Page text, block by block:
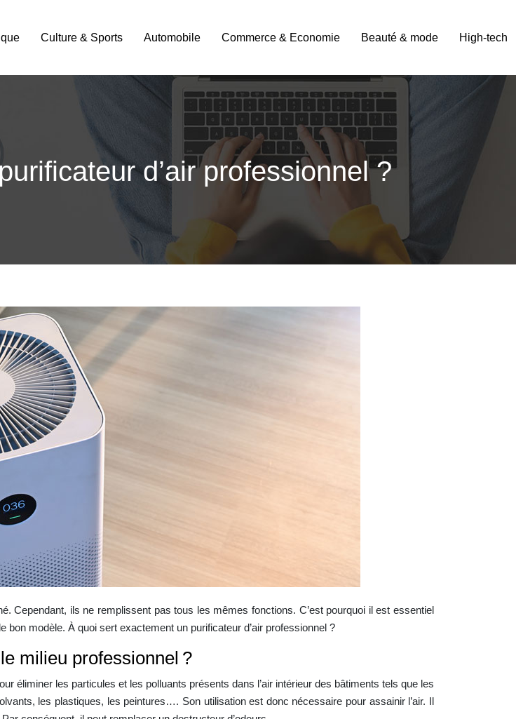
Culture & Sports Automobile Commerce & Economie Beauté & mode High-tech
d’air professionnel ?
Cependant, ils ne remplissent pas tous les mêmes fonctions. C’est pourquoi il est essentiel
modèle. À quoi sert exactement un purificateur d’air professionnel ?
milieu professionnel ?
éliminer les particules et les polluants présents dans l’air intérieur des bâtiments tels que les
les plastiques, les peintures…. Son utilisation est donc nécessaire pour assainir l’air. Il